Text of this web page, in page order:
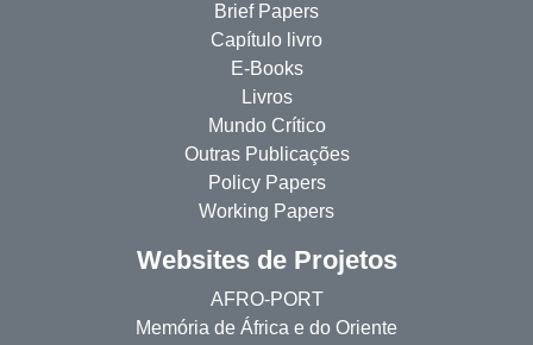
Brief Papers
Capítulo livro
E-Books
Livros
Mundo Crítico
Outras Publicações
Policy Papers
Working Papers
Websites de Projetos
AFRO-PORT
Memória de África e do Oriente